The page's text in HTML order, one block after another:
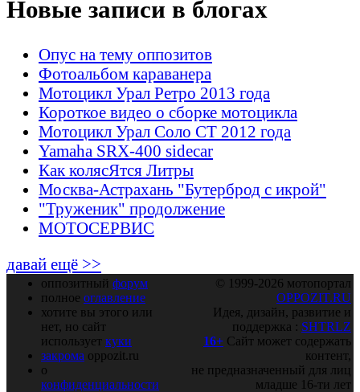
Новые записи в блогах
Опус на тему оппозитов
Фотоальбом караванера
Мотоцикл Урал Ретро 2013 года
Короткое видео о сборке мотоцикла
Мотоцикл Урал Соло СТ 2012 года
Yamaha SRX-400 sidecar
Как колясЯтся Литры
Москва-Астрахань "Бутерброд с икрой"
"Труженик" продолжение
МОТОСЕРВИС
давай ещё >>
оппозитный форум
полное оглавление
хотите вы этого или
нет, но сайт
использует куки
закрома oppozit.ru
о
конфиденциальности
© 1999-2026 мотопортал
OPPOZIT.RU
Идея, дизайн, развитие и
поддержка : SHTRLZ
16+ Сайт может содержать
контент,
не предназначенный для лиц
младше 16-ти лет